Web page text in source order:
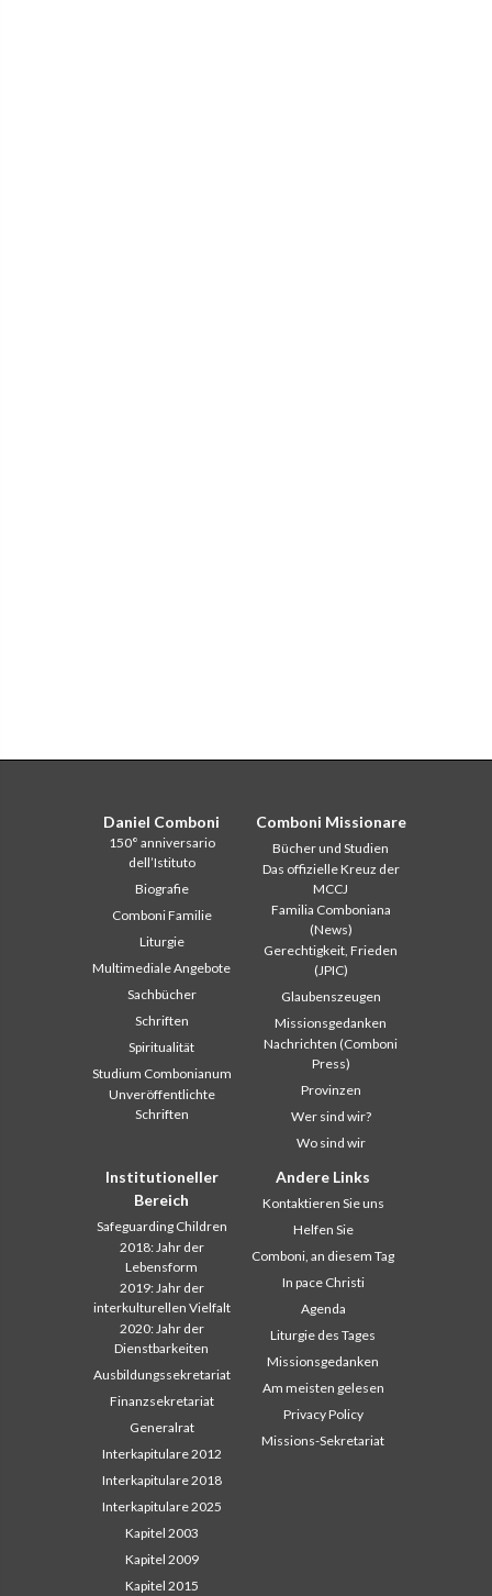
Daniel Comboni
150° anniversario
dell’Istituto
Biografie
Comboni Familie
Liturgie
Multimediale Angebote
Sachbücher
Schriften
Spiritualität
Studium Combonianum
Unveröffentlichte
Schriften
Comboni Missionare
Bücher und Studien
Das offizielle Kreuz der
MCCJ
Familia Comboniana
(News)
Gerechtigkeit, Frieden
(JPIC)
Glaubenszeugen
Missionsgedanken
Nachrichten (Comboni
Press)
Provinzen
Wer sind wir?
Wo sind wir
Institutioneller
Bereich
Safeguarding Children
2018: Jahr der
Lebensform
2019: Jahr der
interkulturellen Vielfalt
2020: Jahr der
Dienstbarkeiten
Ausbildungssekretariat
Finanzsekretariat
Generalrat
Interkapitulare 2012
Interkapitulare 2018
Interkapitulare 2025
Kapitel 2003
Kapitel 2009
Kapitel 2015
Andere Links
Kontaktieren Sie uns
Helfen Sie
Comboni, an diesem Tag
In pace Christi
Agenda
Liturgie des Tages
Missionsgedanken
Am meisten gelesen
Privacy Policy
Missions-Sekretariat